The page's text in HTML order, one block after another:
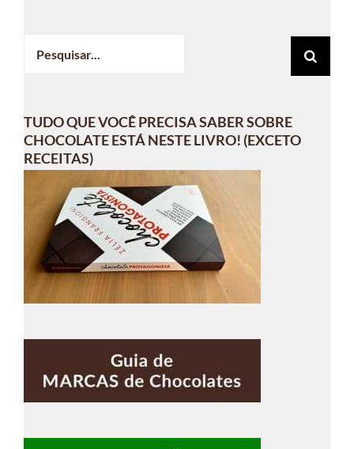
resultados
TUDO QUE VOCÊ PRECISA SABER SOBRE
CHOCOLATE ESTÁ NESTE LIVRO! (EXCETO
RECEITAS)